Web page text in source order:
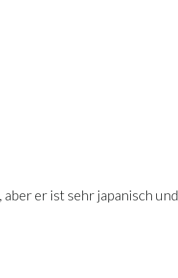
er ist sehr japanisch und